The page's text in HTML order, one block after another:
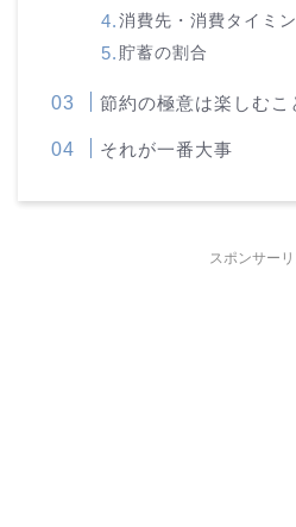
消費先・消費タイミ
貯蓄の割合
節約の極意は楽しむこ
それが一番大事
スポンサー